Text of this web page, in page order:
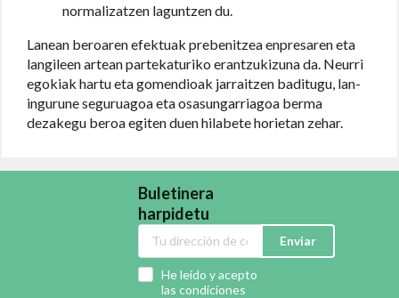
normalizatzen laguntzen du.
Lanean beroaren efektuak prebenitzea enpresaren eta
langileen artean partekaturiko erantzukizuna da. Neurri
egokiak hartu eta gomendioak jarraitzen baditugu, lan-
ingurune seguruagoa eta osasungarriagoa berma
dezakegu beroa egiten duen hilabete horietan zehar.
Buletinera
harpidetu
Enviar
He leído y acepto
las condiciones